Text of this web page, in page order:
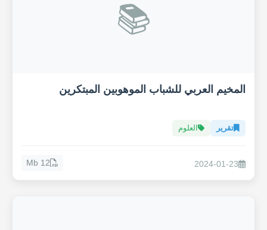
📚
المخيم العربي للشباب الموهوبين المبتكرين
تقرير العلوم
2024-01-23
12 Mb